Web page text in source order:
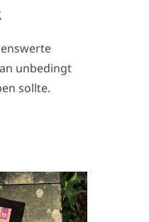
unbedingt
sollte.